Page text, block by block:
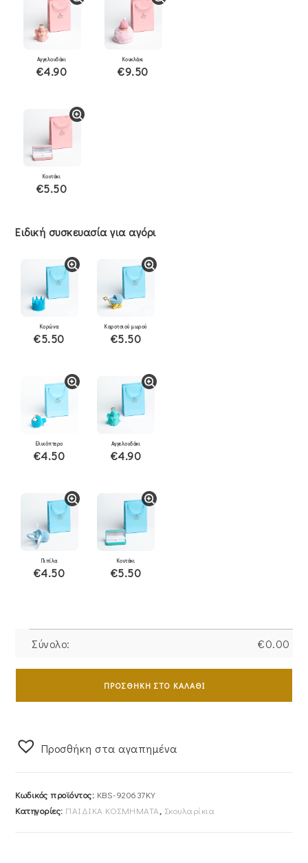
Αγγελουδάκι
€4.90
Κουκλάκι
€9.50
Κουτάκι
€5.50
Ειδική συσκευασία για αγόρι
Κορώνα
€5.50
Καροτσιού μωρού
€5.50
Ελικόπτερο
€4.50
Αγγελουδάκι
€4.90
Πιπίλα
€4.50
Κουτάκι
€5.50
Σύνολο: €0.00
Σκουλαρίκια
Παιδικά
920637KY
ΠΡΟΣΘΉΚΗ ΣΤΟ ΚΑΛΆΘΙ
Προσθήκη στα αγαπημένα
Κωδικός προϊόντος: KBS-920637KY
Κατηγορίες: ΠΑΙΔΙΚΑ ΚΟΣΜΗΜΑΤΑ, Σκουλαρίκια